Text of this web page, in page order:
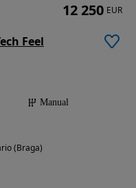
Feel
Manual
(Braga)
12 250 EUR